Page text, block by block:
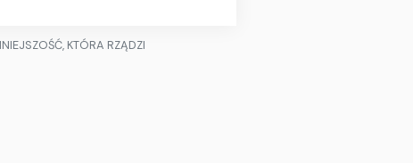
KTÓRA RZĄDZI